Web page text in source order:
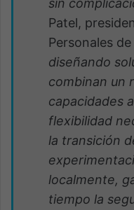
sin
Patel,
Personales
diseñando
combinan un
capacidades
flexibilidad
la transición
localmente,
tiempo la